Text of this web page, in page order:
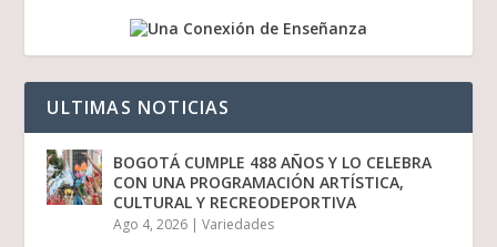
ULTIMAS NOTICIAS
BOGOTÁ CUMPLE 488 AÑOS Y LO CELEBRA
CON UNA PROGRAMACIÓN ARTÍSTICA,
CULTURAL Y RECREODEPORTIVA
Ago 4, 2026 |Variedades